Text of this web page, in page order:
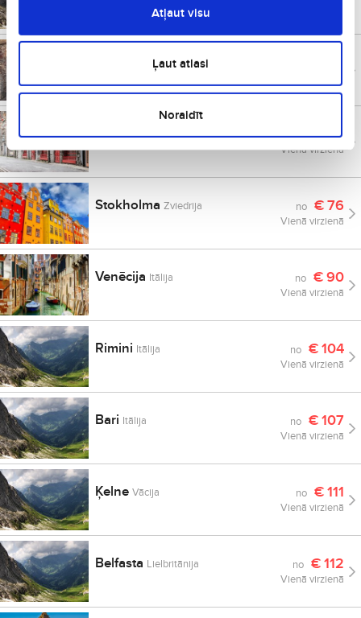
Atļaut visu
Ļaut atlasi
Noraidīt
Igaunija
DublinaĪrija no €76
Vienā virzienā
StokholmaZviedrija no €76
Vienā virzienā
Venēcija Itālija no €90
Vienā virzienā
Rimini Itālija no €104
Vienā virzienā
Bari Itālija no €107
Vienā virzienā
ĶelneVācija no €111
Vienā virzienā
Belfasta Lielbritānija no €112
Vienā virzienā